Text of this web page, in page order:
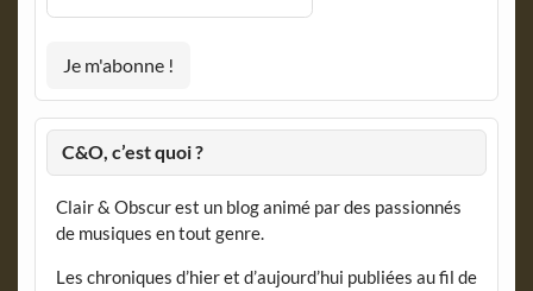
C&O, c’est quoi ?
Clair & Obscur est un blog animé par des passionnés
de musiques en tout genre.
Les chroniques d’hier et d’aujourd’hui publiées au fil de